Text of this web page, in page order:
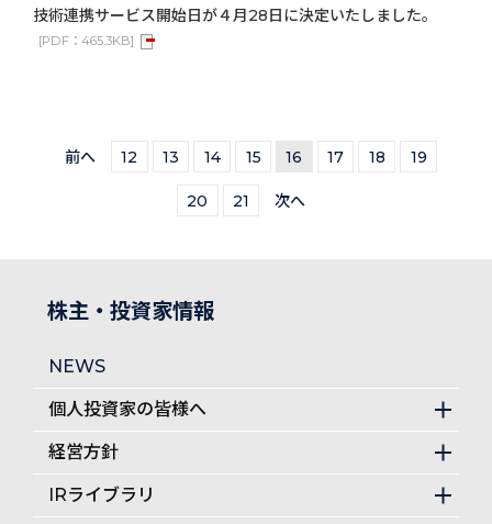
技術連携サービス開始日が４月28日に決定いたしました。
[PDF： 465.3KB]
前へ 12 13 14 15 16 17 18 19
20 21 次へ
株主・投資家情報
NEWS
個人投資家の皆様へ
経営方針
IRライブラリ